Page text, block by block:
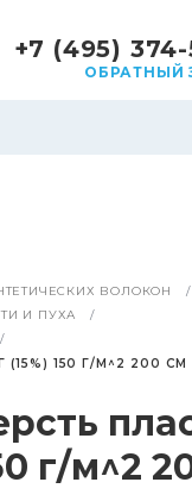
+7 (495)
ОБРАТНЫЙ
ВОЛОКОН
И ПУХА
150 Г/М^2 200 СМ
г/м^2